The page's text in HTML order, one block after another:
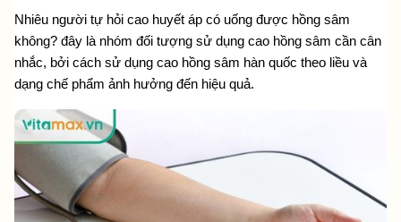
Nhiêu người tự hỏi cao huyết áp có uống được hồng sâm
không? đây là nhóm đối tượng sử dụng cao hồng sâm cần cân
nhắc, bởi cách sử dụng cao hồng sâm hàn quốc theo liều và
dạng chế phẩm ảnh hưởng đến hiệu quả.